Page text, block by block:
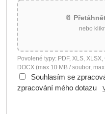
📎
nebo
Povolené typy: PDF, XLS,
DOCX (max 10 MB / soubor,
Souhlasím se
zpracování mého dotazu